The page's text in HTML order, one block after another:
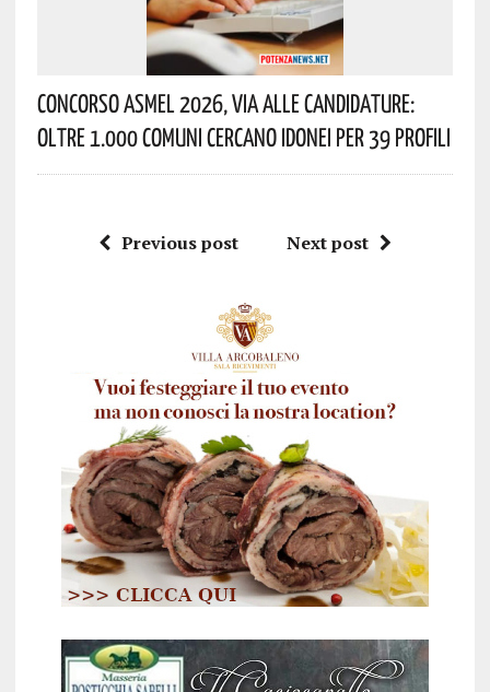
Concorso Asmel 2026, Via Alle Candidature:
Oltre 1.000 Comuni Cercano Idonei Per 39 Profili
Previous post Next post